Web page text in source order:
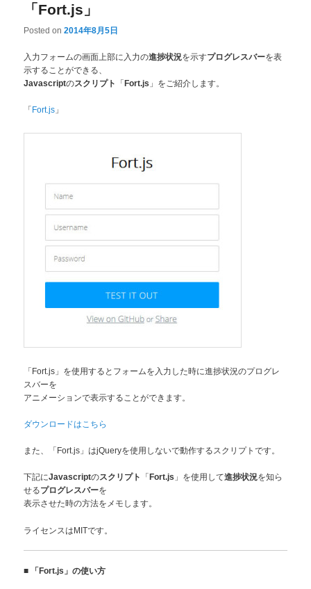
「Fort.js」
Posted on2014年8月5日
入力フォームの画面上部に入力の進捗状況を示すプログレスバーを表
示することができる、
Javascriptのスクリプト 「 Fort.js 」をご紹介します。
「 Fort.js 」
「Fort.js」を使用するとフォームを入力した時に進捗状況のプログレ
スバーを
アニメーションで表示することができます。
ダウンロードはこちら
また、「Fort.js」はjQueryを使用しないで動作するスクリプトです。
下記にJavascriptのスクリプト 「 Fort.js 」を使用して進捗状況を知ら
せるプログレスバーを
表示させた時の方法をメモします。
ライセンスはMITです。
■ 「Fort.js」の使い方